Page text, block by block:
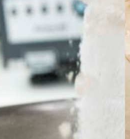
SITE WEB
LA PLAQUETTE